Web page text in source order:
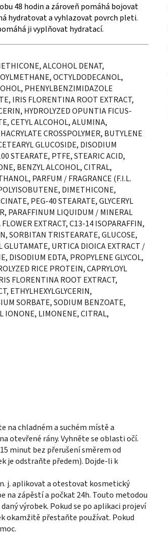
48 hodin a zároveň pomáhá bojovat
hydratovat a vyhlazovat povrch pleti.
ji vyplňovat hydratací.
ALCOHOL DENAT,
OCTYLDODECANOL,
PHENYLBENZIMIDAZOLE
IRIS FLORENTINA ROOT EXTRACT,
HYDROLYZED OPUNTIA FICUS-
CETYL ALCOHOL, ALUMINA,
CROSSPOLYMER, BUTYLENE
GLUCOSIDE, DISODIUM
STEARATE, PTFE, STEARIC ACID,
BENZYL ALCOHOL, CITRAL,
PARFUM / FRAGRANCE (F.I.L.
DIMETHICONE,
PEG-40 STEARATE, GLYCERYL
PARAFFINUM LIQUIDUM / MINERAL
EXTRACT, C13-14 ISOPARAFFIN,
SORBITAN TRISTEARATE, GLUCOSE,
GLUTAMATE, URTICA DIOICA EXTRACT /
DISODIUM EDTA, PROPYLENE GLYCOL,
RICE PROTEIN, CAPRYLOYL
FLORENTINA ROOT EXTRACT,
ETHYLHEXYLGLYCERIN,
SORBATE, SODIUM BENZOATE,
IONONE, LIMONENE, CITRAL,
na chladném a suchém místě a
otevřené rány. Vyhněte se oblasti očí.
minut bez přerušení směrem od
je odstraňte předem). Dojde-li k
j. aplikovat a otestovat kosmetický
na zápěstí a počkat 24h. Touto metodou
výrobek. Pokud se po aplikaci projeví
okamžitě přestaňte používat. Pokud